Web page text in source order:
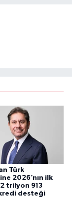
Türk
2026’nın ilk
2 trilyon 913
desteği